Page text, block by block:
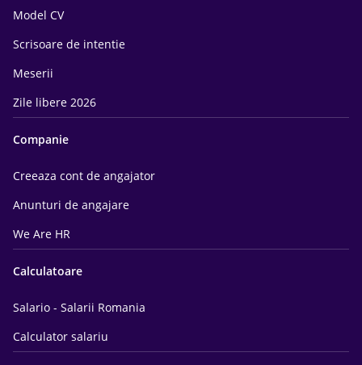
Model CV
Scrisoare de intentie
Meserii
Zile libere 2026
Companie
Creeaza cont de angajator
Anunturi de angajare
We Are HR
Calculatoare
Salario - Salarii Romania
Calculator salariu